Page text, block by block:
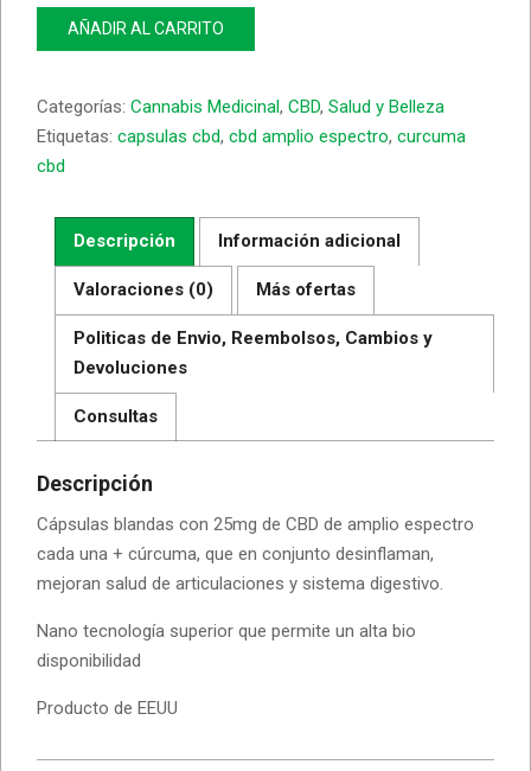
Capsulas
Blandas
CBD
+
Cúrcuma
AÑADIR AL CARRITO
Categorías: Cannabis Medicinal, CBD, Salud y Belleza
Etiquetas: capsulas cbd, cbd amplio espectro, curcuma
cbd
Descripción Información adicional
Valoraciones (0) Más ofertas
Politicas de Envio, Reembolsos, Cambios y
Devoluciones
Consultas
Descripción
Cápsulas blandas con 25mg de CBD de amplio espectro
cada una + cúrcuma, que en conjunto desinflaman,
mejoran salud de articulaciones y sistema digestivo.
Nano tecnología superior que permite un alta bio
disponibilidad
Producto de EEUU